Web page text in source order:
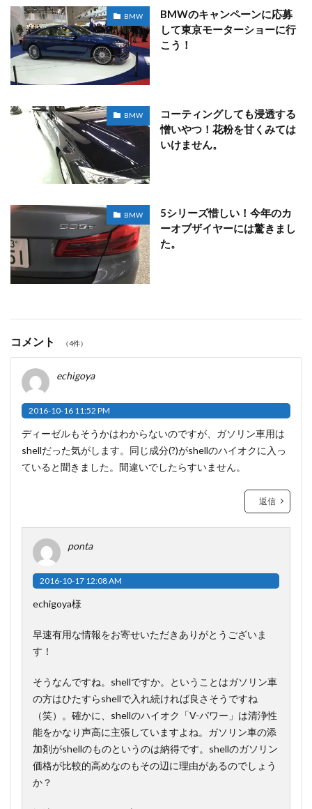
BMW
BMWのキャンペーンに応募
して東京モーターショーに行
こう！
BMW
コーティングしても浸透する
憎いやつ！花粉を甘くみては
いけません。
BMW
5シリーズ惜しい！今年のカ
ーオブザイヤーには驚きまし
た。
コメント （4件）
echigoya
2016-10-16 11:52 PM
ディーゼルもそうかはわからないのですが、ガソリン車用は
shellだった気がします。同じ成分(?)がshellのハイオクに入っ
ていると聞きました。間違いでしたらすいません。
返信
ponta
2016-10-17 12:08 AM
echigoya様
早速有用な情報をお寄せいただきありがとうございま
す！
そうなんですね。shellですか。ということはガソリン車
の方はひたすらshellで入れ続ければ良さそうですね
（笑）。確かに、shellのハイオク「V-パワー」は清浄性
能をかなり声高に主張していますよね。ガソリン車の添
加剤がshellのものというのは納得です。shellのガソリン
価格が比較的高めなのもその辺に理由があるのでしょう
か？